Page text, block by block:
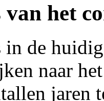
van het
in de
naar
jaren